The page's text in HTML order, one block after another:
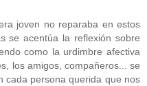
joven no reparaba en estos
se acentúa la reflexión sobre
como la urdimbre afectiva
los amigos, compañeros... se
cada persona querida que nos